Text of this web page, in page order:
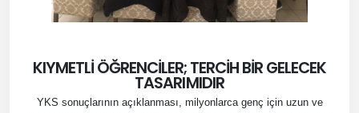
KIYMETLİ ÖĞRENCİLER; TERCİH BİR GELECEK
TASARIMIDIR
YKS sonuçlarının açıklanması, milyonlarca genç için uzun ve